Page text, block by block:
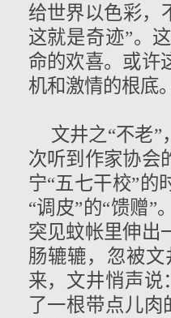
给世界以色彩，
这就是奇迹”。
命的欢喜。或许
机和激情的根底
文井之“不老
次听到作家协会
宁“五七干校”的
“调皮”的“馈赠
突见蚊帐里伸出
肠辘辘，忽被
来，文井悄声说
了一根带点儿肉